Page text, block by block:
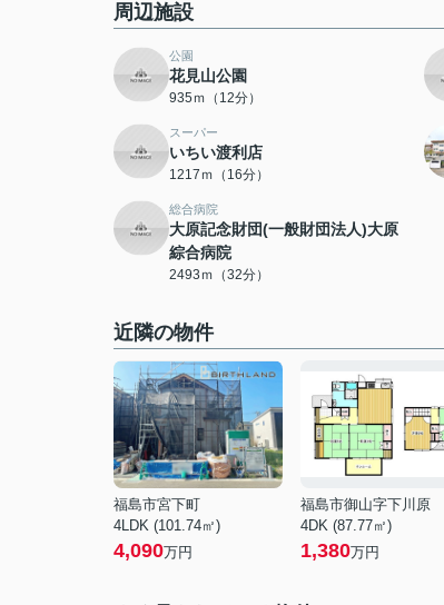
周辺施設
公園
花見山公園
935ｍ（12分）
スーパー
いちい渡利店
1217ｍ（16分）
総合病院
大原記念財団(一般財団法人)大原
綜合病院
2493ｍ（32分）
近隣の物件
福島市宮下町
4LDK (101.74㎡)
4,090万円
福島市御山字下川原
4DK (87.77㎡)
1,380万円